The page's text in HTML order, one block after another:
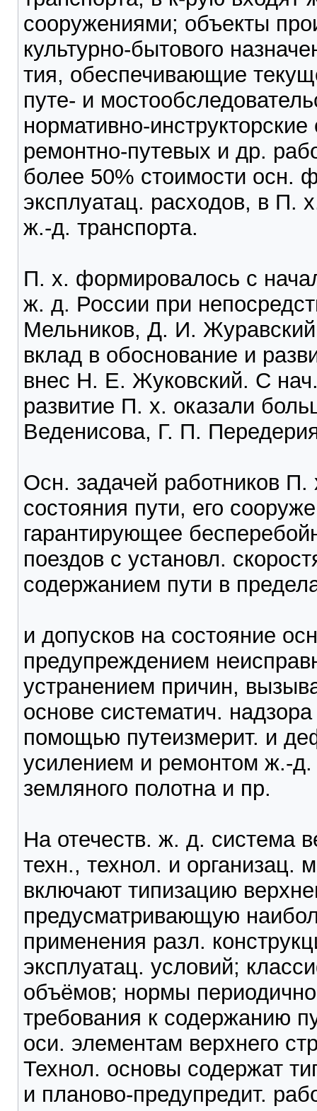
сооружениями; объекты
культурно-бытового
тия, обеспечивающие
путе- и
нормативно-
ремонтно-путевых и др.
более 50% стоимости осн.
эксплуатац. расходов, в П.
ж.-д. транспорта.
П. х. формировалось с
ж. д. России при
Мельников, Д. И.
вклад в обоснование и
внес Н. Е. Жуковский. С
развитие П. х. оказали
Веденисова, Г. П.
Осн. задачей работников П.
состояния пути, его
гарантирующее
поездов с установл.
содержанием пути в
и допусков на состояние
предупреждением
устранением причин,
основе систематич.
помощью путеизмерит. и
усилением и ремонтом ж.-д.
земляного полотна и пр.
На отечеств. ж. д. система
техн., технол. и организац.
включают типизацию
предусматривающую
применения разл.
эксплуатац. условий;
объёмов; нормы
требования к содержанию
оси. элементам верхнего
Технол. основы содержат
и планово-предупредит.